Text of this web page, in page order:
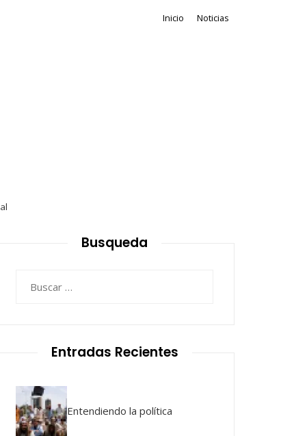
Inicio Noticias
Busqueda
Entradas Recientes
Entendiendo la política